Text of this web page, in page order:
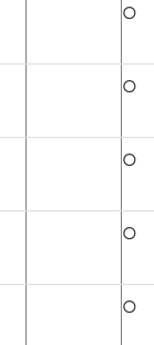
○
○
○
○
○